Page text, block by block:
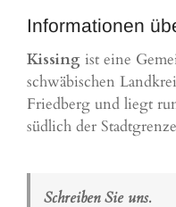
Informationen
Kissing ist eine
schwäbischen
Friedberg und liegt
südlich der
Schreiben Sie uns.